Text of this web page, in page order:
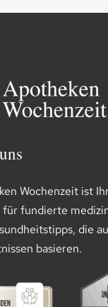
Wochenzeit ist
für fundierte
die
basieren.